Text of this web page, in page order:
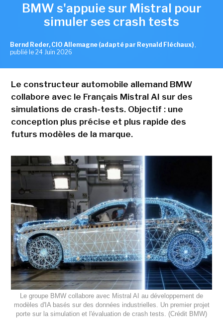
BMW s'appuie sur Mistral pour
simuler ses crash tests
Bernd Reder, CIO Allemagne (adapté par Reynald Fléchaux) ,
publié le 24 Juin 2026
Le constructeur automobile allemand BMW
collabore avec le Français Mistral AI sur des
simulations de crash-tests. Objectif : une
conception plus précise et plus rapide des
futurs modèles de la marque.
Le groupe BMW collabore avec Mistral AI au développement de
modèles d'IA basés sur des données industrielles. Un premier projet
porte sur la simulation et l'évaluation de crash tests. (Crédit BMW)